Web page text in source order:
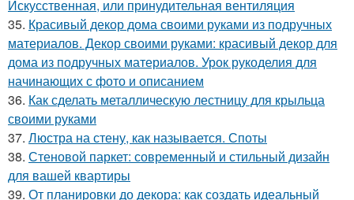
Искусственная, или принудительная вентиляция
35. Красивый декор дома своими руками из подручных
материалов. Декор своими руками: красивый декор для
дома из подручных материалов. Урок рукоделия для
начинающих с фото и описанием
36. Как сделать металлическую лестницу для крыльца
своими руками
37. Люстра на стену, как называется. Споты
38. Стеновой паркет: современный и стильный дизайн
для вашей квартиры
39. От планировки до декора: как создать идеальный